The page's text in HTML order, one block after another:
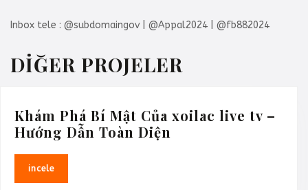
Inbox tele : @subdomaingov | @Appal2024 | @fb882024
DİĞER PROJELER
Khám Phá Bí Mật Của xoilac live tv –
Hướng Dẫn Toàn Diện
inceleincele